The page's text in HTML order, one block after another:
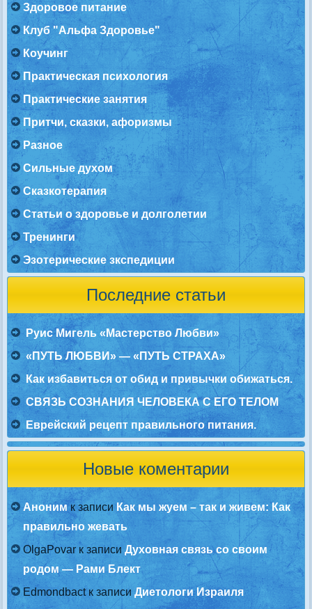
Здоровое питание
Клуб "Альфа Здоровье"
Коучинг
Практическая психология
Практические занятия
Притчи, сказки, афоризмы
Разное
Сильные духом
Сказкотерапия
Статьи о здоровье и долголетии
Тренинги
Эзотерические зкспедиции
Последние статьи
Руис Мигель «Мастерство Любви»
«ПУТЬ ЛЮБВИ» — «ПУТЬ СТРАХА»
Как избавиться от обид и привычки обижаться.
СВЯЗЬ СОЗНАНИЯ ЧЕЛОВЕКА С ЕГО ТЕЛОМ
Еврейский рецепт правильного питания.
Новые коментарии
Анонимк записиКак мы жуем – так и живем: Как
правильно жевать
OlgaPovar к записиДуховная связь со своим
родом — Рами Блект
Edmondbactк записиДиетологи Израиля